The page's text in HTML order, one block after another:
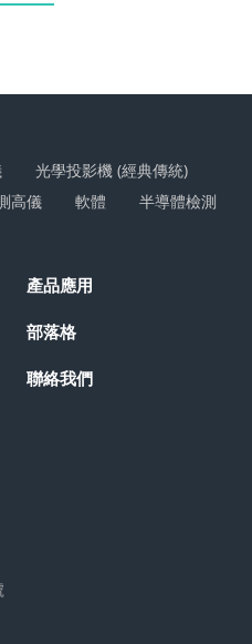
光學投影機 (經典傳統)
高儀 軟體
半導體檢測
產品應用
部落格
聯絡我們